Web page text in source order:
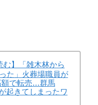
む】「雑木林から
た」火葬場職員が
額で転売…群馬
起きてしまったワ